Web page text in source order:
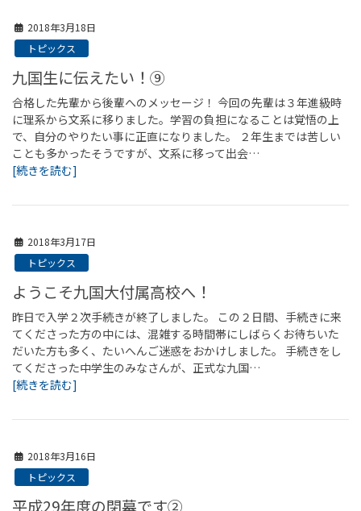
2018年3月18日
トピックス
九国生に伝えたい！⑨
合格した先輩から後輩へのメッセージ！ 今回の先輩は３年進級時
に理系から文系に移りました。学習の負担になることは覚悟の上
で、自分のやりたい事に正直になりました。 ２年生までは苦しい
ことも多かったそうですが、文系に移って出会…
[続きを読む]
2018年3月17日
トピックス
ようこそ九国大付属高校へ！
昨日で入学２次手続きが終了しました。 この２日間、手続きに来
てくださった方の中には、混雑する時間帯にしばらくお待ちいた
だいた方も多く、たいへんご迷惑をおかけしました。 手続きをし
てくださった中学生のみなさんが、正式な九国…
[続きを読む]
2018年3月16日
トピックス
平成29年度の閉幕です②